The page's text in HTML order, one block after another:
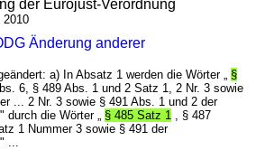
der Eurojust-Verordnung
2010
Änderung anderer
a) In Absatz 1 werden die Wörter „ §
6, § 489 Abs. 1 und 2 Satz 1, 2 Nr. 3 sowie
... 2 Nr. 3 sowie § 491 Abs. 1 und 2 der
durch die Wörter „ § 485 Satz 1
, § 487
1 Nummer 3 sowie § 491 der
...